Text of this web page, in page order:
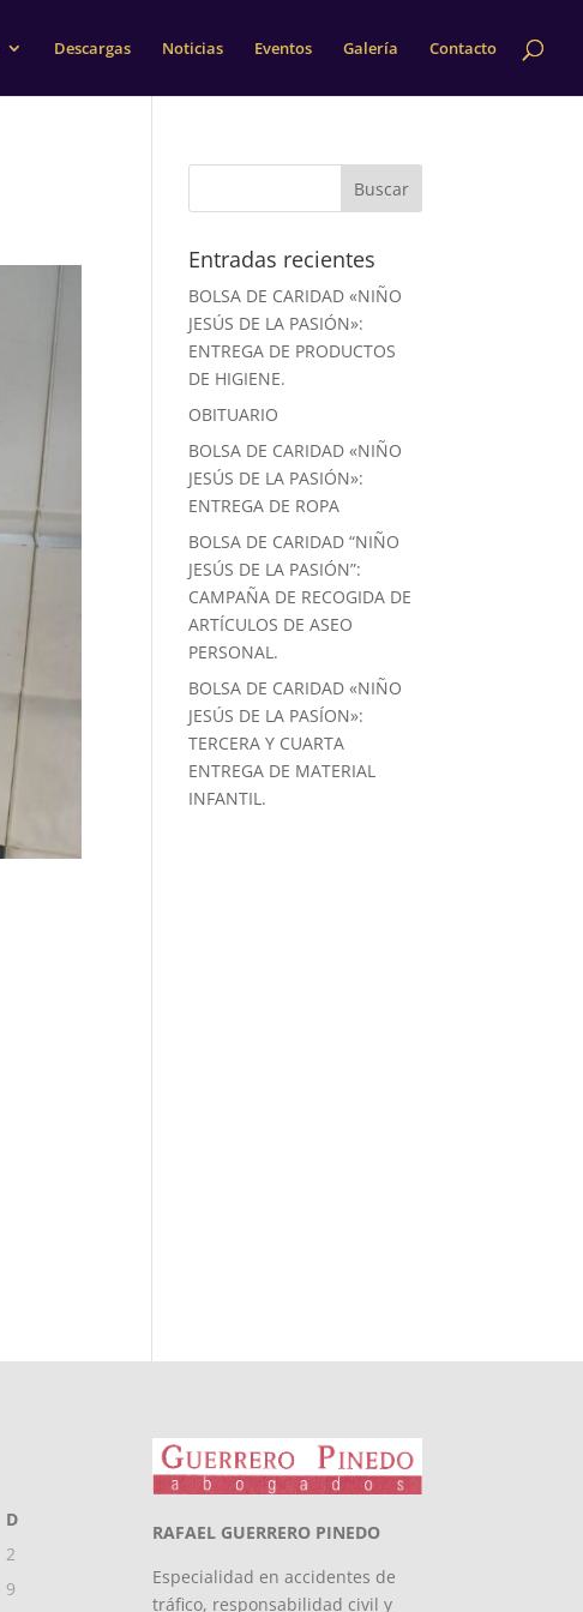
Descargas Noticias Eventos Galería Contacto
Entradas recientes
BOLSA DE CARIDAD «NIÑO
JESÚS DE LA PASIÓN»:
ENTREGA DE PRODUCTOS
DE HIGIENE.
OBITUARIO
BOLSA DE CARIDAD «NIÑO
JESÚS DE LA PASIÓN»:
ENTREGA DE ROPA
BOLSA DE CARIDAD “NIÑO
JESÚS DE LA PASIÓN”:
CAMPAÑA DE RECOGIDA DE
ARTÍCULOS DE ASEO
PERSONAL.
BOLSA DE CARIDAD «NIÑO
JESÚS DE LA PASÍON»:
TERCERA Y CUARTA
ENTREGA DE MATERIAL
INFANTIL.
D
2
9
RAFAEL GUERRERO PINEDO
Especialidad en accidentes de
tráfico, responsabilidad civil y